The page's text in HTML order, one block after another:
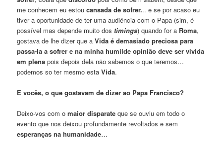
me conhecem eu estoucansada de sofrer... e se por acaso eu
tiver a oportunidade de ter uma audiência com o Papa (sim, é
possível mas depende muito dos timings) quando for a Roma,
gostava de lhe dizer que aVida é demasiado preciosa para
passa-la a sofrer e na minha humilde opinião deve ser vivida
em plena pois depois dela não sabemos o que teremos…
podemos so ter mesmo estaVida.
E vocês, o que gostavam de dizer ao Papa Francisco?
Deixo-vos com omaior disparate que se ouviu em todo o
evento que nos deixou profundamente revoltados e sem
esperanças na humanidade…